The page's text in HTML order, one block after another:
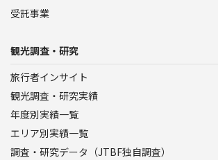
受託事業
観光調査・研究
旅行者インサイト
観光調査・研究実績
年度別実績一覧
エリア別実績一覧
調査・研究データ（JTBF独自調査）